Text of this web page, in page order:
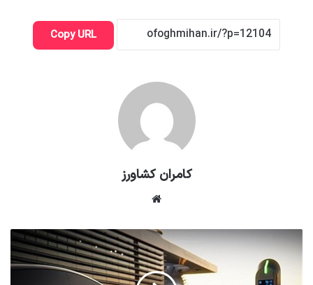
Copy URL
کامران کشاورز